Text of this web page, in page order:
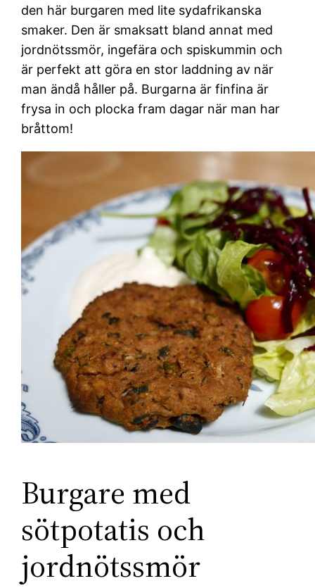
den här burgaren med lite sydafrikanska
smaker. Den är smaksatt bland annat med
jordnötssmör, ingefära och spiskummin och
är perfekt att göra en stor laddning av när
man ändå håller på. Burgarna är finfina är
frysa in och plocka fram dagar när man har
bråttom!
Burgare med
sötpotatis och
jordnötssmör